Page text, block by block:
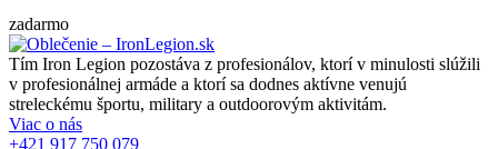
zadarmo
Tím Iron Legion pozostáva z profesionálov, ktorí v minulosti slúžili
v profesionálnej armáde a ktorí sa dodnes aktívne venujú
streleckému športu, military a outdoorovým aktivitám.
Viac o nás
+421 917 750 079